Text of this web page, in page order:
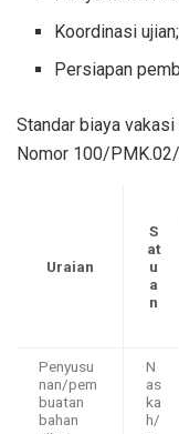
Koordinasi
Persiapan
Standar biaya
Nomor 100/
Uraian
S
at
u
a
n
Penyusu
nan/pem
buatan
bahan
N
as
ka
h/